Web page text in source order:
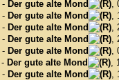
- Der gute alte Mond
,
- Der gute alte Mond
,
- Der gute alte Mond
,
- Der gute alte Mond
,
- Der gute alte Mond
,
- Der gute alte Mond
,
- Der gute alte Mond
,